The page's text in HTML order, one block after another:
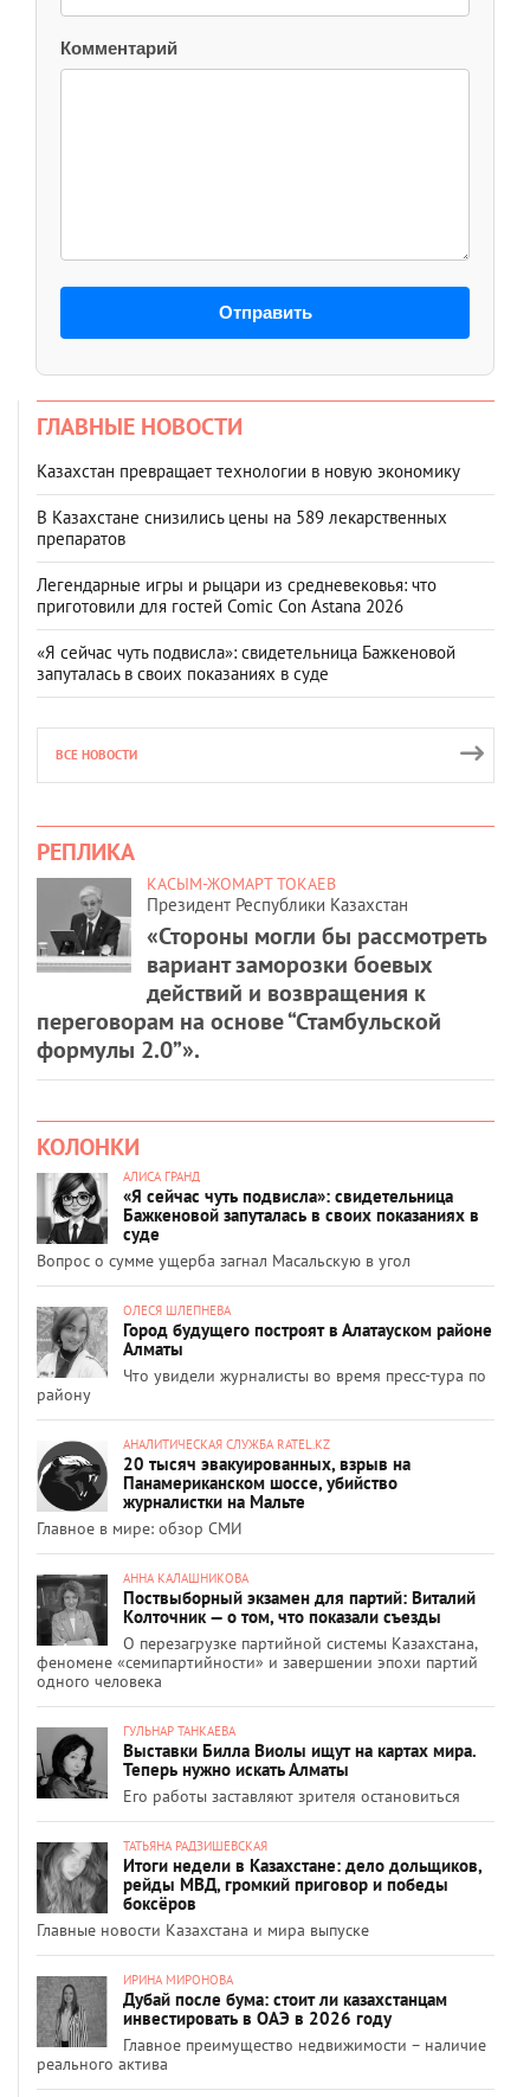
Комментарий
Отправить
ГЛАВНЫЕ НОВОСТИ
Казахстан превращает технологии в новую экономику
В Казахстане снизились цены на 589 лекарственных
препаратов
Легендарные игры и рыцари из средневековья: что
приготовили для гостей Comic Con Astana 2026
«Я сейчас чуть подвисла»: свидетельница Бажкеновой
запуталась в своих показаниях в суде
ВСЕ НОВОСТИ
РЕПЛИКА
КАСЫМ-ЖОМАРТ ТОКАЕВ
Президент Республики Казахстан
«Стороны могли бы рассмотреть
вариант заморозки боевых
действий и возвращения к
переговорам на основе “Стамбульской
формулы 2.0”».
КОЛОНКИ
АЛИСА ГРАНД
«Я сейчас чуть подвисла»: свидетельница
Бажкеновой запуталась в своих показаниях в
суде
Вопрос о сумме ущерба загнал Масальскую в угол
ОЛЕСЯ ШЛЕПНЕВА
Город будущего построят в Алатауском районе
Алматы
Что увидели журналисты во время пресс-тура по
району
АНАЛИТИЧЕСКАЯ СЛУЖБА RATEL.KZ
20 тысяч эвакуированных, взрыв на
Панамериканском шоссе, убийство
журналистки на Мальте
Главное в мире: обзор СМИ
АННА КАЛАШНИКОВА
Поствыборный экзамен для партий: Виталий
Колточник — о том, что показали съезды
О перезагрузке партийной системы Казахстана,
феномене «семипартийности» и завершении эпохи партий
одного человека
ГУЛЬНАР ТАНКАЕВА
Выставки Билла Виолы ищут на картах мира.
Теперь нужно искать Алматы
Его работы заставляют зрителя остановиться
ТАТЬЯНА РАДЗИШЕВСКАЯ
Итоги недели в Казахстане: дело дольщиков,
рейды МВД, громкий приговор и победы
боксёров
Главные новости Казахстана и мира выпуске
ИРИНА МИРОНОВА
Дубай после бума: стоит ли казахстанцам
инвестировать в ОАЭ в 2026 году
Главное преимущество недвижимости – наличие
реального актива